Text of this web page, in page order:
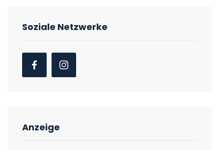
Soziale Netzwerke
Anzeige